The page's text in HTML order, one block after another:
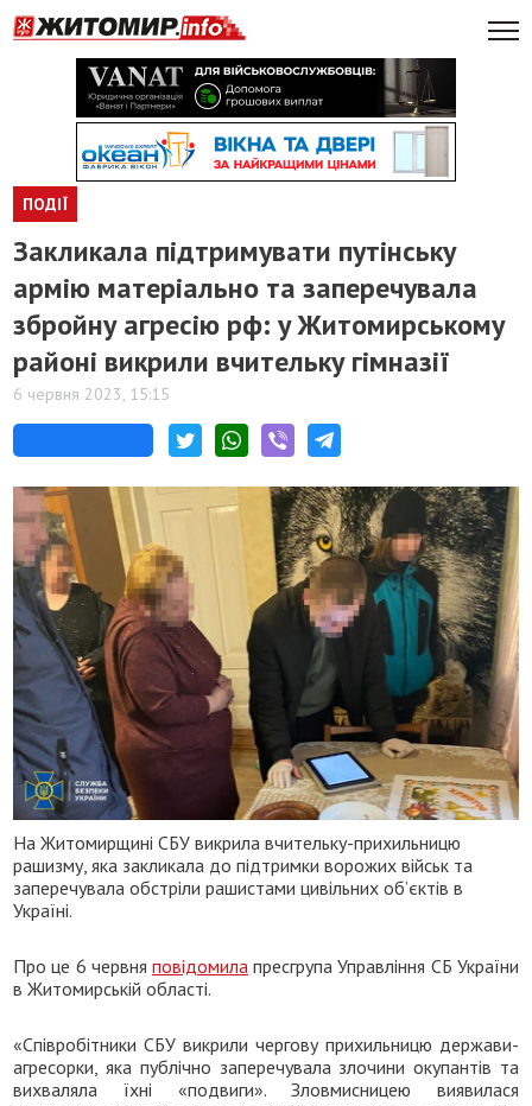
ПОДІЇ
Закликала підтримувати путінську
армію матеріально та заперечувала
збройну агресію рф: у Житомирському
районі викрили вчительку гімназії
6 червня 2023, 15:15
На Житомирщині СБУ викрила вчительку-прихильницю
рашизму, яка закликала до підтримки ворожих військ та
заперечувала обстріли рашистами цивільних об’єктів в
Україні.
Про це 6 червня повідомила пресгрупа Управління СБ України
в Житомирській області.
«Співробітники СБУ викрили чергову прихильницю держави-
агресорки, яка публічно заперечувала злочини окупантів та
вихваляла їхні «подвиги». Зловмисницею виявилася